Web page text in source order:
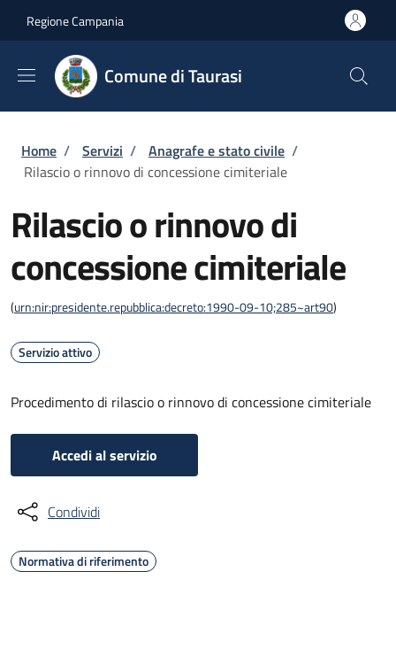
Regione Campania
Comune di Taurasi
Briciole di pane
Home / Servizi / Anagrafe e stato civile /
Rilascio o rinnovo di concessione cimiteriale
Rilascio o rinnovo di
concessione cimiteriale
(urn:nir:presidente.repubblica:decreto:1990-09-10;285~art90)
Servizio attivo
Procedimento di rilascio o rinnovo di concessione cimiteriale
Accedi al servizio
Condividi
Normativa di riferimento